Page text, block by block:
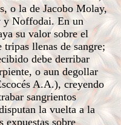
o la de Jacobo Molay,
y Noffodai. En un
su valor sobre el
tripas llenas de sangre;
debe derribar
o aun degollar
A.A.), creyendo
sangrientos
la vuelta a la
expuestas sobre